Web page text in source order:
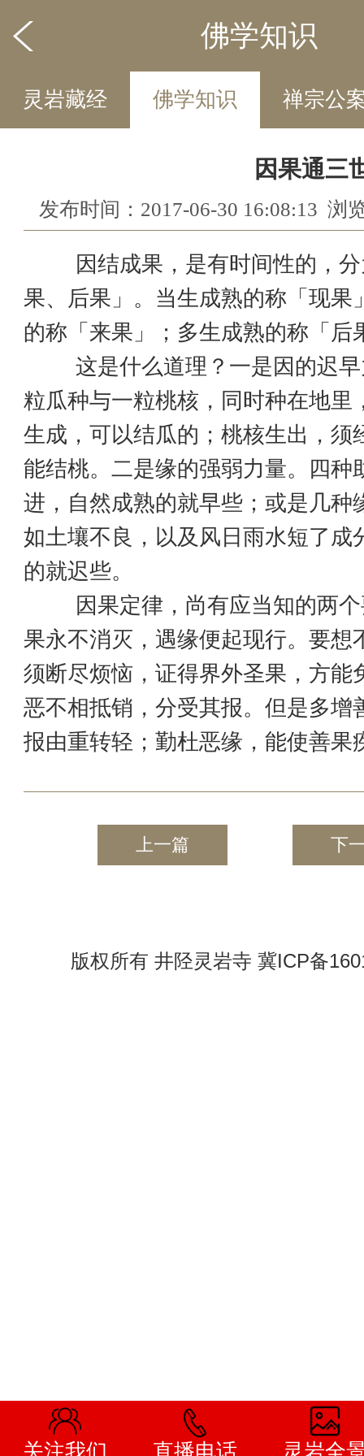
佛学知识
灵岩藏经 佛学知识 禅宗公
因果通三
发布时间：2017-06-30 16:08:13 浏
因结成果，是有时间性的，分
果、后果」。当生成熟的称「现果
的称「来果」；多生成熟的称「后
这是什么道理？一是因的迟早
粒瓜种与一粒桃核，同时种在地里
生成，可以结瓜的；桃核生出，须
能结桃。二是缘的强弱力量。四种
进，自然成熟的就早些；或是几种
如土壤不良，以及风日雨水短了成
的就迟些。
因果定律，尚有应当知的两个
果永不消灭，遇缘便起现行。要想
须断尽烦恼，证得界外圣果，方能
恶不相抵销，分受其报。但是多增
报由重转轻；勤杜恶缘，能使善果
上一篇 下
版权所有 井陉灵岩寺 冀ICP备